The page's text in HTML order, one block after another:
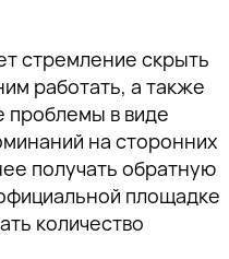
стремление скрыть
работать, а также
проблемы в виде
на сторонних
получать обратную
площадке
количество